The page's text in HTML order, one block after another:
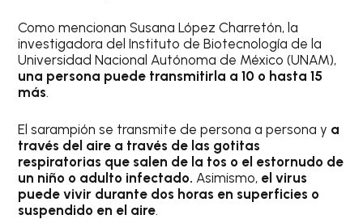
Como mencionan Susana López Charretón, la
investigadora del Instituto de Biotecnología de la
Universidad Nacional Autónoma de México (UNAM),
una persona puede transmitirla a 10 o hasta 15
más.
El sarampión se transmite de persona a persona y a
través del aire a través de las gotitas
respiratorias que salen de la tos o el estornudo de
un niño o adulto infectado. Asimismo, el virus
puede vivir durante dos horas en superficies o
suspendido en el aire.